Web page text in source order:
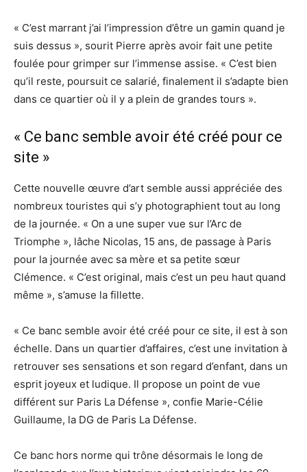
« C’est marrant j’ai l’impression d’être un gamin quand je
suis dessus », sourit Pierre après avoir fait une petite
foulée pour grimper sur l’immense assise. « C’est bien
qu’il reste, poursuit ce salarié, finalement il s’adapte bien
dans ce quartier où il y a plein de grandes tours ».
« Ce banc semble avoir été créé pour ce
site »
Cette nouvelle œuvre d’art semble aussi appréciée des
nombreux touristes qui s’y photographient tout au long
de la journée. « On a une super vue sur l’Arc de
Triomphe », lâche Nicolas, 15 ans, de passage à Paris
pour la journée avec sa mère et sa petite sœur
Clémence. « C’est original, mais c’est un peu haut quand
même », s’amuse la fillette.
« Ce banc semble avoir été créé pour ce site, il est à son
échelle. Dans un quartier d’affaires, c’est une invitation à
retrouver ses sensations et son regard d’enfant, dans un
esprit joyeux et ludique. Il propose un point de vue
différent sur Paris La Défense », confie Marie-Célie
Guillaume, la DG de Paris La Défense.
Ce banc hors norme qui trône désormais le long de